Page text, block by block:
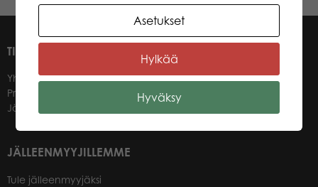
TIETOA MEISTÄ
Yhteystiedot
Promotuotteet
Jälleenmyyjät
JÄLLEENMYYJILLEMME
Tule jälleenmyyjäksi
Asetukset
Hylkää
Hyväksy